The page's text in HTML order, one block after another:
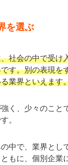
を選ぶ
社会の中で受け
す。別の表現を
業界といえます
く、少々のこと
。
中で、業界とし
もに、個別企業